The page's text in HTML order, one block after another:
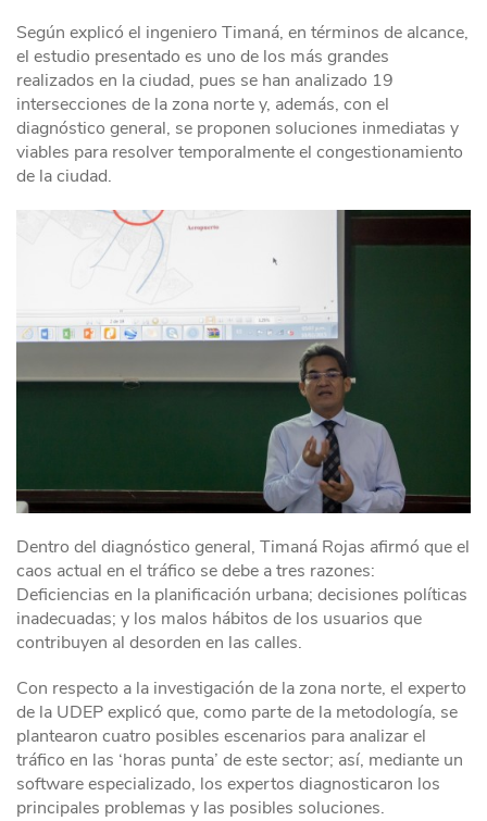
Según explicó el ingeniero Timaná, en términos de alcance,
el estudio presentado es uno de los más grandes
realizados en la ciudad, pues se han analizado 19
intersecciones de la zona norte y, además, con el
diagnóstico general, se proponen soluciones inmediatas y
viables para resolver temporalmente el congestionamiento
de la ciudad.
Dentro del diagnóstico general, Timaná Rojas afirmó que el
caos actual en el tráfico se debe a tres razones:
Deficiencias en la planificación urbana; decisiones políticas
inadecuadas; y los malos hábitos de los usuarios que
contribuyen al desorden en las calles.
Con respecto a la investigación de la zona norte, el experto
de la UDEP explicó que, como parte de la metodología, se
plantearon cuatro posibles escenarios para analizar el
tráfico en las ‘horas punta’ de este sector; así, mediante un
software especializado, los expertos diagnosticaron los
principales problemas y las posibles soluciones.